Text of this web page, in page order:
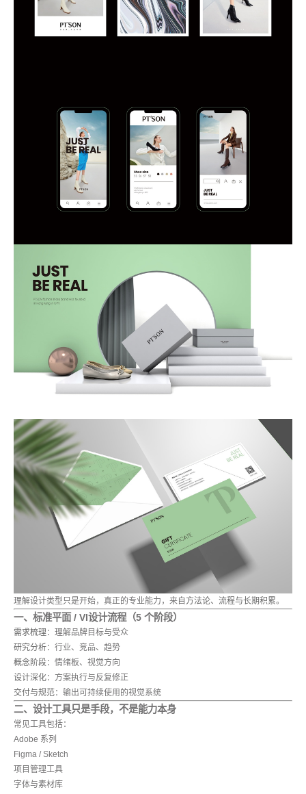
理解设计类型只是开始，真正的专业能力，来自方法论、流程与长期积累。
一、标准平面 / VI设计流程（5 个阶段）
需求梳理：理解品牌目标与受众
研究分析：行业、竞品、趋势
概念阶段：情绪板、视觉方向
设计深化：方案执行与反复修正
交付与规范：输出可持续使用的视觉系统
二、设计工具只是手段，不是能力本身
常见工具包括：
Adobe 系列
Figma / Sketch
项目管理工具
字体与素材库